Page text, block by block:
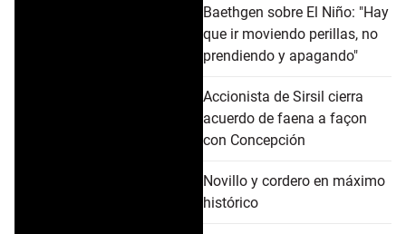
Baethgen sobre El Niño: "Hay
que ir moviendo perillas, no
prendiendo y apagando"
Accionista de Sirsil cierra
acuerdo de faena a façon
con Concepción
Novillo y cordero en máximo
histórico